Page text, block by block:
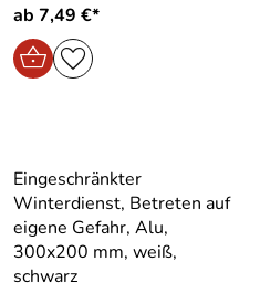
ab 7,49 €*
Eingeschränkter
Winterdienst, Betreten auf
eigene Gefahr, Alu,
300x200 mm, weiß,
schwarz